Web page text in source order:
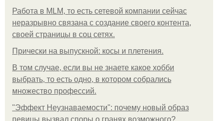
Работа в MLM, то есть сетевой компании сейчас
неразрывно связана с создание своего контента,
своей страницы в соц сетях.
Прически на выпускной: косы и плетения.
В том случае, если вы не знаете какое хобби
выбрать, то есть одно, в котором собрались
множество профессий.
"Эффект Неузнаваемости": почему новый образ
певицы вызвал споры о гранях возможного?